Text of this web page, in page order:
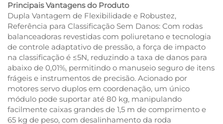
Principais Vantagens do Produto
Dupla Vantagem de Flexibilidade e Robustez,
Referência para Classificação Sem Danos: Com rodas
balanceadoras revestidas com poliuretano e tecnologia
de controle adaptativo de pressão, a força de impacto
na classificação é ≤5N, reduzindo a taxa de danos para
abaixo de 0,01%, permitindo o manuseio seguro de itens
frágeis e instrumentos de precisão. Acionado por
motores servo duplos em coordenação, um único
módulo pode suportar até 80 kg, manipulando
facilmente caixas grandes de 1,5 m de comprimento e
65 kg de peso, com desalinhamento da roda